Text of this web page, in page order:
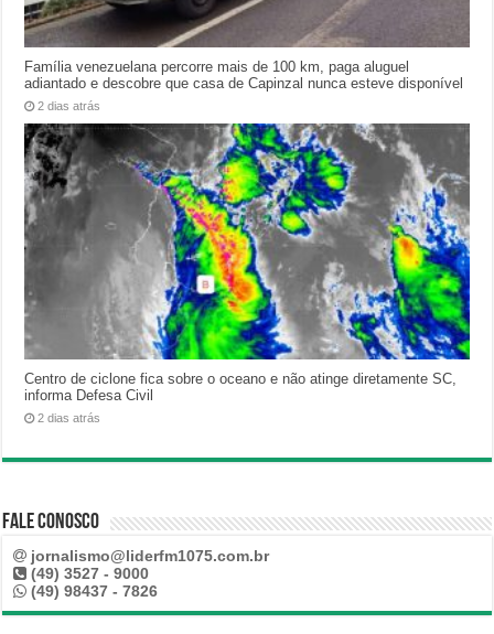
Família venezuelana percorre mais de 100 km, paga aluguel
adiantado e descobre que casa de Capinzal nunca esteve disponível
2 dias atrás
Centro de ciclone fica sobre o oceano e não atinge diretamente SC,
informa Defesa Civil
2 dias atrás
Fale Conosco
jornalismo@liderfm1075.com.br
(49) 3527 - 9000
(49) 98437 - 7826